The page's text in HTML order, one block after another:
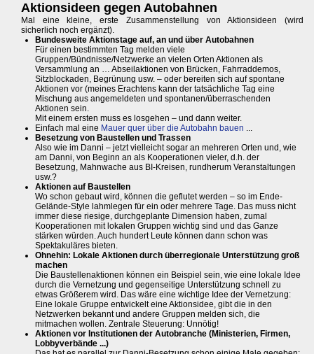
Aktionsideen gegen Autobahnen
Mal eine kleine, erste Zusammenstellung von Aktionsideen (wird
sicherlich noch ergänzt).
Bundesweite Aktionstage auf, an und über Autobahnen
Für einen bestimmten Tag melden viele
Gruppen/Bündnisse/Netzwerke an vielen Orten Aktionen als
Versammlung an … Abseilaktionen von Brücken, Fahrraddemos,
Sitzblockaden, Begrünung usw. – oder bereiten sich auf spontane
Aktionen vor (meines Erachtens kann der tatsächliche Tag eine
Mischung aus angemeldeten und spontanen/überraschenden
Aktionen sein.
Mit einem ersten muss es losgehen – und dann weiter.
Einfach mal eine Mauer quer über die Autobahn bauen ...
Besetzung von Baustellen und Trassen
Also wie im Danni – jetzt vielleicht sogar an mehreren Orten und, wie
am Danni, von Beginn an als Kooperationen vieler, d.h. der
Besetzung, Mahnwache aus BI-Kreisen, rundherum Veranstaltungen
usw.?
Aktionen auf Baustellen
Wo schon gebaut wird, können die geflutet werden – so im Ende-
Gelände-Style lahmlegen für ein oder mehrere Tage. Das muss nicht
immer diese riesige, durchgeplante Dimension haben, zumal
Kooperationen mit lokalen Gruppen wichtig sind und das Ganze
stärken würden. Auch hundert Leute können dann schon was
Spektakuläres bieten.
Ohnehin: Lokale Aktionen durch überregionale Unterstützung groß
machen
Die Baustellenaktionen können ein Beispiel sein, wie eine lokale Idee
durch die Vernetzung und gegenseitige Unterstützung schnell zu
etwas Größerem wird. Das wäre eine wichtige Idee der Vernetzung:
Eine lokale Gruppe entwickelt eine Aktionsidee, gibt die in den
Netzwerken bekannt und andere Gruppen melden sich, die
mitmachen wollen. Zentrale Steuerung: Unnötig!
Aktionen vor Institutionen der Autobranche (Ministerien, Firmen,
Lobbyverbände ...)